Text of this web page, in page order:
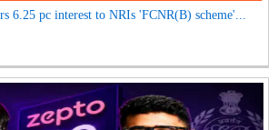
6.25 pc interest to NRIs 'FCNR(B) scheme'...